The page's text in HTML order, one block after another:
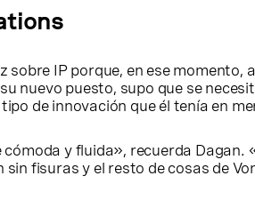
IP porque, en ese momento,
nuevo puesto, supo que se
de innovación que él tenía en
y fluida», recuerda Dagan.
fisuras y el resto de cosas de